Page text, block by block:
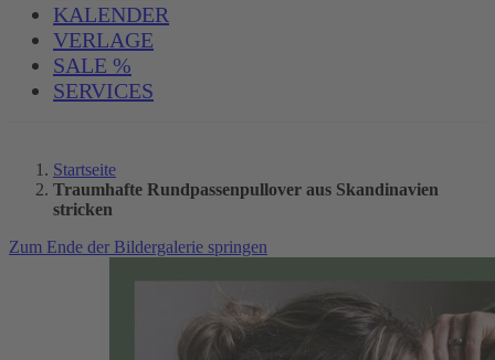
KALENDER
VERLAGE
SALE %
SERVICES
Startseite
Traumhafte Rundpassenpullover aus Skandinavien
stricken
Zum Ende der Bildergalerie springen